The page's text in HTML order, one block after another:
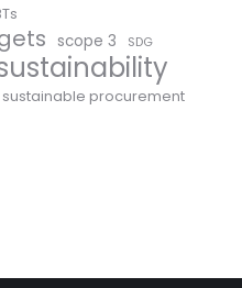
scope 3 SDG
sustainable procurement